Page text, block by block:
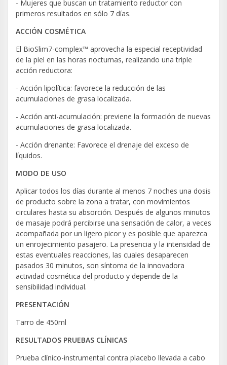
- Mujeres que buscan un tratamiento reductor con
primeros resultados en sólo 7 días.
ACCIÓN COSMÉTICA
El BioSlim7-complex™ aprovecha la especial receptividad
de la piel en las horas nocturnas, realizando una triple
acción reductora:
- Acción lipolítica: favorece la reducción de las
acumulaciones de grasa localizada.
- Acción anti-acumulación: previene la formación de nuevas
acumulaciones de grasa localizada.
- Acción drenante: Favorece el drenaje del exceso de
líquidos.
MODO DE USO
Aplicar todos los días durante al menos 7 noches una dosis
de producto sobre la zona a tratar, con movimientos
circulares hasta su absorción. Después de algunos minutos
de masaje podrá percibirse una sensación de calor, a veces
acompañada por un ligero picor y es posible que aparezca
un enrojecimiento pasajero. La presencia y la intensidad de
estas eventuales reacciones, las cuales desaparecen
pasados 30 minutos, son síntoma de la innovadora
actividad cosmética del producto y depende de la
sensibilidad individual.
PRESENTACIÓN
Tarro de 450ml
RESULTADOS PRUEBAS CLÍNICAS
Prueba clínico-instrumental contra placebo llevada a cabo